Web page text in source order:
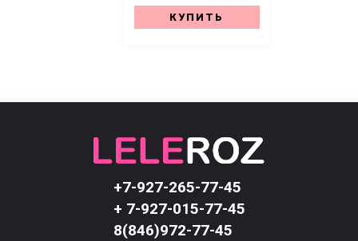
КУПИТЬ
+7-927-265-77-45
+ 7-927-015-77-45
8(846)972-77-45